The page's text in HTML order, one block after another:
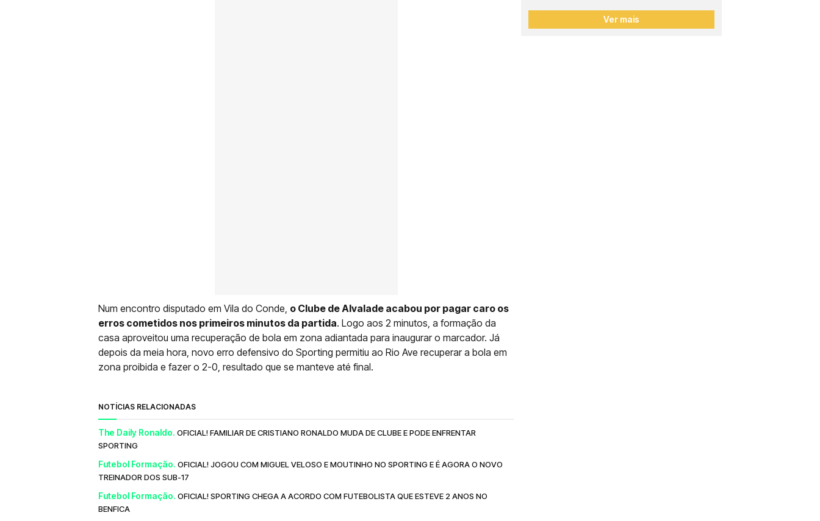
Num encontro disputado em Vila do Conde, o Clube de Alvalade acabou por pagar caro os
erros cometidos nos primeiros minutos da partida. Logo aos 2 minutos, a formação da
casa aproveitou uma recuperação de bola em zona adiantada para inaugurar o marcador. Já
depois da meia hora, novo erro defensivo do Sporting permitiu ao Rio Ave recuperar a bola em
zona proibida e fazer o 2-0, resultado que se manteve até final.
NOTÍCIAS RELACIONADAS
The Daily Ronaldo. OFICIAL! FAMILIAR DE CRISTIANO RONALDO MUDA DE CLUBE E PODE ENFRENTAR
SPORTING
Futebol Formação. OFICIAL! JOGOU COM MIGUEL VELOSO E MOUTINHO NO SPORTING E É AGORA O NOVO
TREINADOR DOS SUB-17
Futebol Formação. OFICIAL! SPORTING CHEGA A ACORDO COM FUTEBOLISTA QUE ESTEVE 2 ANOS NO
BENFICA
Ver mais